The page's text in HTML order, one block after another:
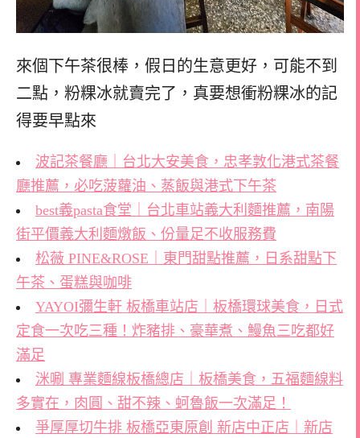
來個下午茶很棒， 假日的生意更好， 可能不到
二點，粉粿冰就賣完了， 真要想衝粉粿冰的記
得要早點來
波記茶餐廳｜台北大安美食，忠孝敦化港式茶餐
廳推薦，必吃菠蘿油、蒸飯與港式下午茶
best義pasta食堂｜台北車站義大利麵推薦，南陽
街平價義大利麵燉飯、份量足不收服務費
松薇 PINE&ROSE｜東門甜點推薦，日系甜點下
午茶、蛋糕與咖啡
YAYOI彌生軒 板橋車站店｜板橋環球美食，日式
定食一次吃三種！炸豬排、豪華煮、鰻魚三吃都好
滿足
洣唰 專業麵線板橋總店｜板橋美食，五福麵線料
多實在，肉圓、甜不辣、蚵魯飯一次滿足！
爭厚厚切牛排 板橋亞東原創 新店中正店｜新店